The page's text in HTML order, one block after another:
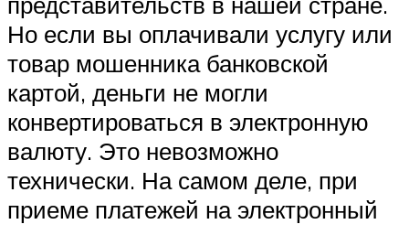
Но если вы оплачивали услугу или
товар мошенника банковской
картой, деньги не могли
конвертироваться в электронную
валюту. Это невозможно
технически. На самом деле, при
приеме платежей на электронный